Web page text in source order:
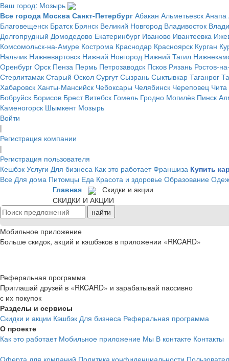
Ваш город: Мозырь
Все города Москва Санкт-Петербург Абакан Альметьевск Анапа
Благовещенск Братск Брянск Великий Новгород Владивосток
Долгопрудный Домодедово Екатеринбург Иваново Ивантеевка
Комсомольск-на-Амуре Кострома Краснодар Красноярск Курган
Нальчик Нижневартовск Нижний Новгород Нижний Тагил
Оренбург Орск Пенза Пермь Петрозаводск Псков Рязань Ростов-
Стерлитамак Старый Оскол Сургут Сызрань Сыктывкар Таганрог
Хабаровск Ханты-Мансийск Чебоксары Челябинск Череповец Чита
Бобруйск Борисов Брест Витебск Гомель Гродно Могилёв Пинск
Каменогорск Шымкент Мозырь
Войти
|
Регистрация компании
|
Регистрация пользователя
Кешбэк Услуги Для бизнеса Как это работает Франшиза Купить
Все Для дома Питомцы Еда Красота и здоровье Образование
Главная
Скидки и акции
СКИДКИ И АКЦИИ
Мобильное приложение
Больше скидок, акций и кэшбэков в приложении «RKCARD»
Реферальная программа
Приглашай друзей в «RKCARD» и зарабатывай пассивно
с их покупок
Разделы и сервисы
Скидки и акции Кэшбэк Для бизнеса Реферальная программа
О проекте
Как это работает Мобильное приложение Мы В контакте Контакты
Оферта для компаний Политика конфиденциальности